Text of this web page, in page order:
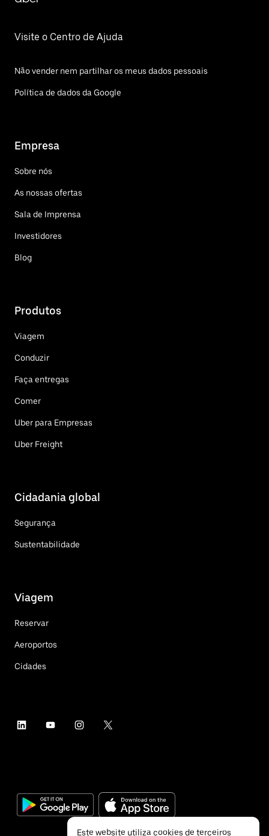
Visite o Centro de Ajuda
Não vender nem partilhar os meus dados pessoais
Política de dados da Google
Empresa
Sobre nós
As nossas ofertas
Sala de Imprensa
Investidores
Blog
Produtos
Viagem
Conduzir
Faça entregas
Comer
Uber para Empresas
Uber Freight
Cidadania global
Segurança
Sustentabilidade
Viagem
Reservar
Aeroportos
Cidades
Este website utiliza cookies de terceiros